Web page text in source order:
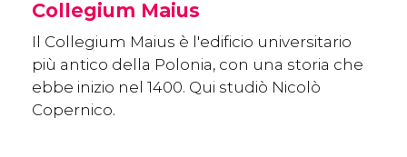
Collegium Maius
Il Collegium Maius è l'edificio universitario
più antico della Polonia, con una storia che
ebbe inizio nel 1400. Qui studiò Nicolò
Copernico.